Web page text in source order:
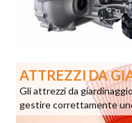
ATTREZZI DA
Gli attrezzi da
gestire correttamente